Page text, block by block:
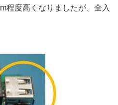
程度高くなりましたが、全入